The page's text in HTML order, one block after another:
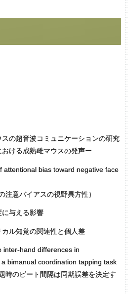
の超音波コミュニケーションの研究
ける成熟雌マウスの発声ー
attentional bias toward negative face
注意バイアスの視野異方性）
に与える影響
ル知覚の関連性と個人差
inter-hand differences in
bimanual coordination tapping task
時のビート間隔は同期誤差を決定す